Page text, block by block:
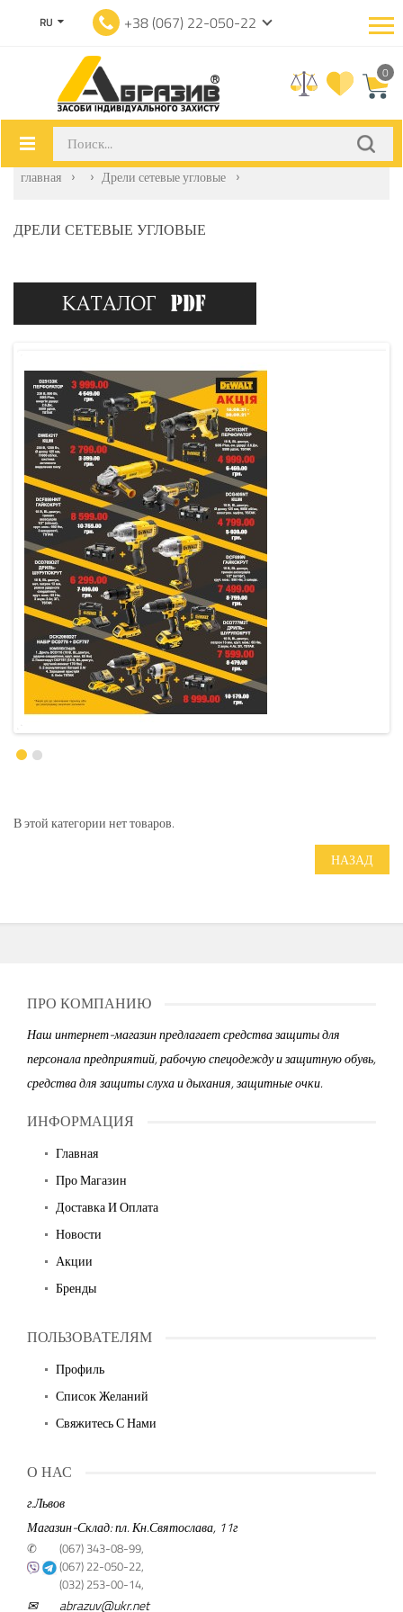
RU +38 (067) 22-050-22
0
главная Дрели сетевые угловые
ДРЕЛИ СЕТЕВЫЕ УГЛОВЫЕ
В этой категории нет товаров.
НАЗАД
ПРО КОМПАНИЮ
Наш интернет-магазин предлагает средства защиты для
персонала предприятий, рабочую спецодежду и защитную обувь,
средства для защиты слуха и дыхания, защитные очки.
ИНФОРМАЦИЯ
Главная
Про Магазин
Доставка И Оплата
Новости
Акции
Бренды
ПОЛЬЗОВАТЕЛЯМ
Профиль
Список Желаний
Свяжитесь С Нами
О НАС
г.Львов
Магазин-Склад: пл. Кн.Святослава, 11г
✆
(067) 343-08-99,
(067) 22-050-22,
(032) 253-00-14,
✉ abrazuv@ukr.net